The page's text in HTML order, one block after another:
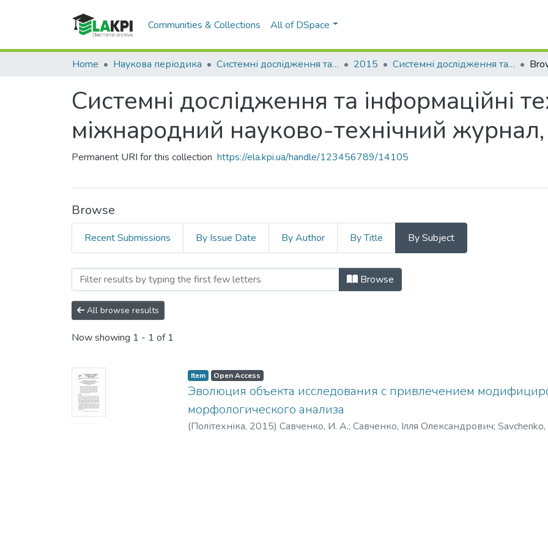
Communities & Collections All of DSpace
Home Наукова періодика Системні дослідження та інформаційні технології 2015 Системні дослідження та інформаційні технології: міжнародний науково-технічний журнал, № 2
Системні дослідження та інформаційні
міжнародний науково-технічний
Permanent URI for this collection https://ela.kpi.ua/handle/123456789/14105
Browse
Recent Submissions By Issue Date By Author By Title By Subject
Browsing Системні дослідження та інформаційні
Browse
All browse results
Now showing 1 - 1 of 1
Item Open Access
Эволюция объекта исследования с привлечением
морфологического анализа
(Політехніка, 2015) Савченко, И. А.; Савченко, Ілля Олександрович; Savchenko,